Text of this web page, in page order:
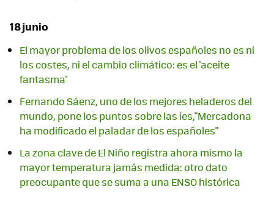
18 junio
El mayor problema de los olivos españoles no es ni
los costes, ni el cambio climático: es el 'aceite
fantasma'
Fernando Sáenz, uno de los mejores heladeros del
mundo, pone los puntos sobre las íes,"Mercadona
ha modificado el paladar de los españoles"
La zona clave de El Niño registra ahora mismo la
mayor temperatura jamás medida: otro dato
preocupante que se suma a una ENSO histórica